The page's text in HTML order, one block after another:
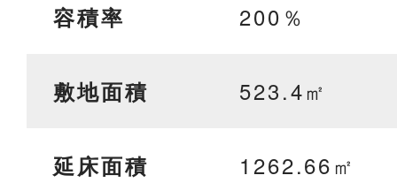
容積率 200％
敷地面積 523.4㎡
延床面積 1262.66㎡